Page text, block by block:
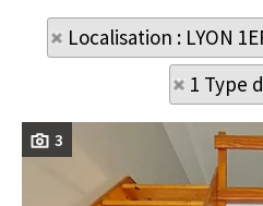
Localisation : LYON
1 Type
3